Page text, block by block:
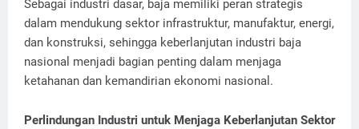
Sebagai industri dasar, baja memiliki peran strategis
dalam mendukung sektor infrastruktur, manufaktur, energi,
dan konstruksi, sehingga keberlanjutan industri baja
nasional menjadi bagian penting dalam menjaga
ketahanan dan kemandirian ekonomi nasional.
Perlindungan Industri untuk Menjaga Keberlanjutan Sektor